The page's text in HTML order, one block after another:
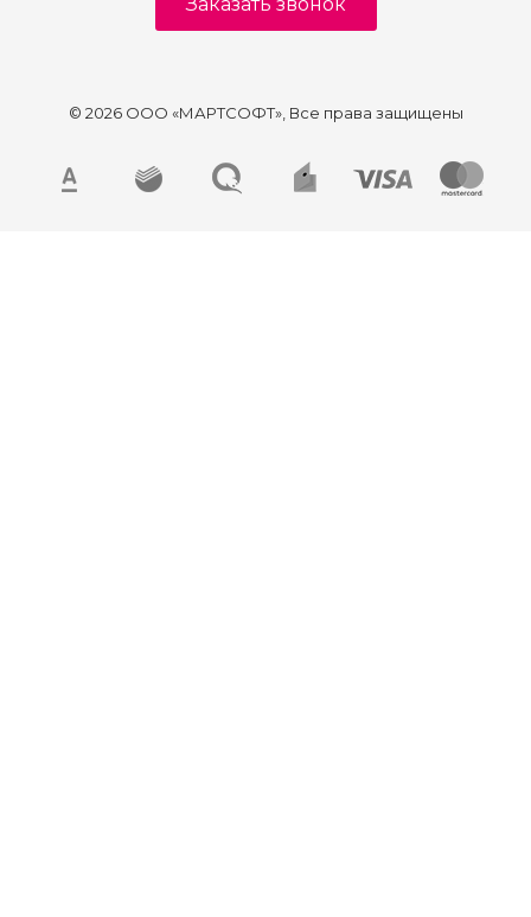
© 2026 ООО «МАРТСОФТ», Все права защищены